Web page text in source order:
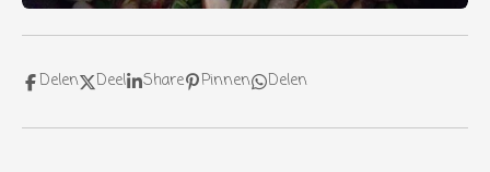
Delen Deel Share Pinnen Delen